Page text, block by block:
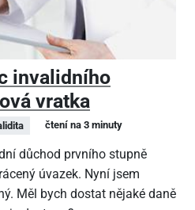
invalidního
vratka
čtení na 3 minuty
důchod prvního stupně
úvazek. Nyní jsem
Měl bych dostat nějaké daně